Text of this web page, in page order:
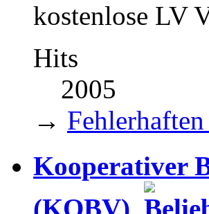
kostenlose LV
Hits
2005
→
Kooperativer